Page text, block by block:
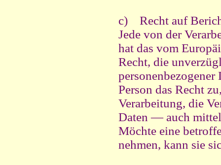
c) Recht auf
Jede von der
hat das vom
Recht, die
Person das Recht
Verarbeitung, die
Daten — auch
Möchte eine
nehmen, kann sie